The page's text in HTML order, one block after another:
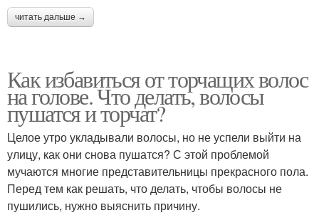
читать дальше →
Как избавиться от торчащих волос
на голове. Что делать, волосы
пушатся и торчат?
Целое утро укладывали волосы, но не успели выйти на
улицу, как они снова пушатся? С этой проблемой
мучаются многие представительницы прекрасного пола.
Перед тем как решать, что делать, чтобы волосы не
пушились, нужно выяснить причину.